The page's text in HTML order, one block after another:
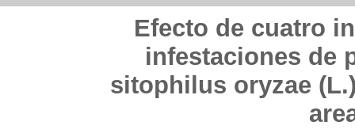
Efecto de cuatro
infestaciones de
sitophilus oryzae